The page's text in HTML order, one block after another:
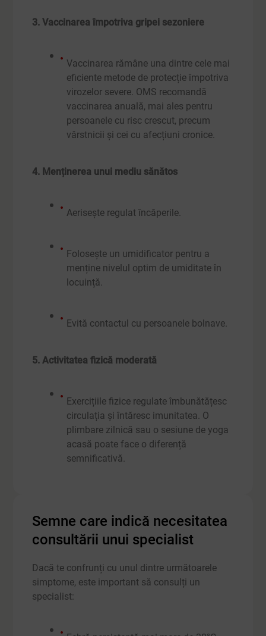
3. Vaccinarea împotriva gripei sezoniere
Vaccinarea rămâne una dintre cele mai
eficiente metode de protecție împotriva
virozelor severe. OMS recomandă
vaccinarea anuală, mai ales pentru
persoanele cu risc crescut, precum
vârstnicii și cei cu afecțiuni cronice.
4. Menținerea unui mediu sănătos
Aerisește regulat încăperile.
Folosește un umidificator pentru a
menține nivelul optim de umiditate în
locuință.
Evită contactul cu persoanele bolnave.
5. Activitatea fizică moderată
Exercițiile fizice regulate îmbunătățesc
circulația și întăresc imunitatea. O
plimbare zilnică sau o sesiune de yoga
acasă poate face o diferență
semnificativă.
Semne care indică necesitatea
consultării unui specialist
Dacă te confrunți cu unul dintre următoarele
simptome, este important să consulți un
specialist: